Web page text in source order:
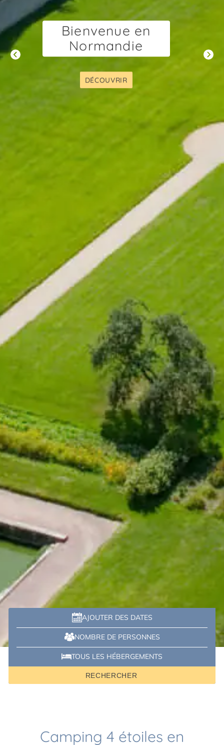
Un camping pour
toute la famille
NOS SERVICES
 
AJOUTER DES DATES
NOMBRE DE PERSONNES
- +
TOUS LES HÉBERGEMENTS
RECHERCHER
Camping 4 étoiles en